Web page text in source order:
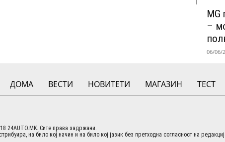
MG
–
06/06/
ДОМА ВЕСТИ НОВИТЕТИ МАГАЗИН ТЕСТ
24AUTO.MK. Сите права задржани.
на било кој начин и на било кој јазик без претходна согласност на